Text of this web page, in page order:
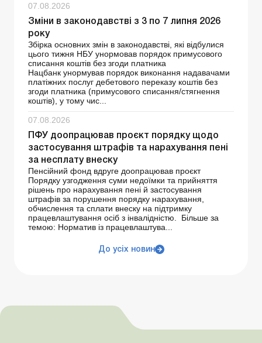
07.08.2026
Зміни в законодавстві з 3 по 7 липня 2026
року
Збірка основних змін в законодавстві, які відбулися
цього тижня НБУ унормовав порядок примусового
списання коштів без згоди платника
Нацбанк унормував порядок виконання надавачами
платіжних послуг дебетового переказу коштів без
згоди платника (примусового списання/стягнення
коштів), у тому чис...
07.08.2026
ПФУ доопрацював проєкт порядку щодо
застосування штрафів та нарахування пені
за несплату внеску
Пенсійний фонд вдруге доопрацював проєкт
Порядку узгодження суми недоїмки та прийняття
рішень про нарахування пені й застосування
штрафів за порушення порядку нарахування,
обчислення та сплати внеску на підтримку
працевлаштування осіб з інвалідністю. Більше за
темою: Норматив із працевлаштува...
До усіх новин